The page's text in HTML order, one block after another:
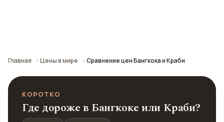
Главная Цены в мире Сравнение цен Бангкока и Краби
КОРОТКО
Где дороже в Бангкоке или Краби?